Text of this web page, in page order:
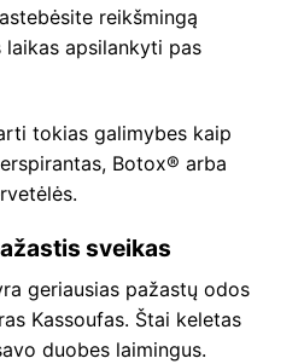
reikšmingą
apsilankyti pas
tokias galimybes kaip
Botox® arba
sveikas
geriausias pažastų odos
Kassoufas. Štai keletas
duobes laimingus.